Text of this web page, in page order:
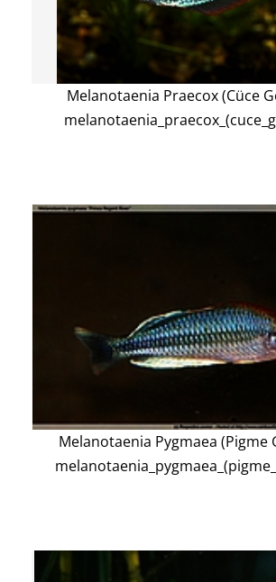
Melanotaenia Praecox (Cüce
Melanotaenia Pygmaea (Pigme